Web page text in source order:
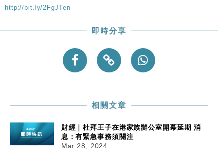
http://bit.ly/2FgJTen
即時分享
相關文章
財經｜杜拜王子在港家族辦公室開幕延期 消
息：有緊急事務須關注
Mar 28, 2024